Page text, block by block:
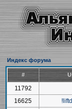
Индекс форума
#
11792
16625